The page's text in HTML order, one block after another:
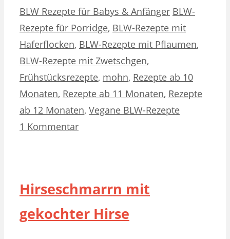
Kategorien
BLW Rezepte für Babys & Anfänger Schlagwörter
BLW-
Rezepte für Porridge, BLW-Rezepte mit
Haferflocken, BLW-Rezepte mit Pflaumen,
BLW-Rezepte mit Zwetschgen,
Frühstücksrezepte, mohn, Rezepte ab 10
Monaten, Rezepte ab 11 Monaten, Rezepte
ab 12 Monaten, Vegane BLW-Rezepte
1 Kommentar
Hirseschmarrn mit
gekochter Hirse